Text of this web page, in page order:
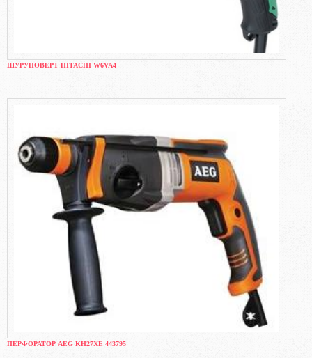
ШУРУПОВЕРТ HITACHI W6VA4
ПЕРФОРАТОР AEG KH27XE 443795